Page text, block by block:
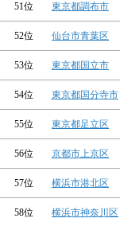
51位 東京都調布市
52位 仙台市青葉区
53位 東京都国立市
54位 東京都国分寺市
55位 東京都足立区
56位 京都市上京区
57位 横浜市港北区
58位 横浜市神奈川区